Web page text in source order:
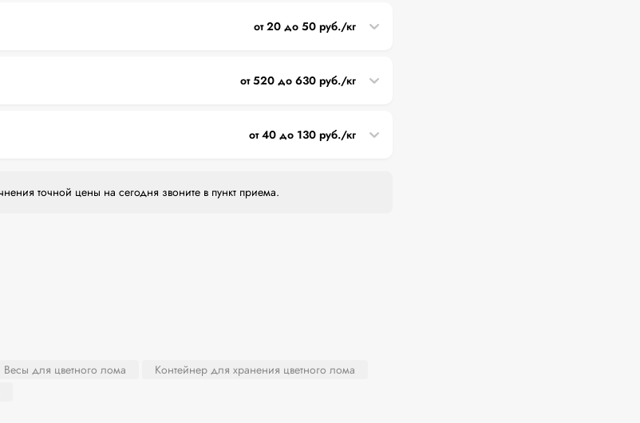
от 20 до 50 руб./кг
от 520 до 630 руб./кг
от 40 до 130 руб./кг
точной цены на сегодня звоните в пункт приема.
Весы для цветного лома
Контейнер для хранения цветного лома